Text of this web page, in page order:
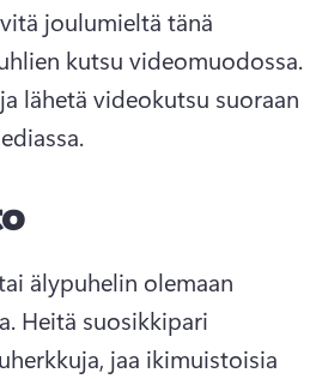
in a new tab)
joulumieltä tänä
ja lähetä videokutsu suoraan
älypuhelin olemaan
Heitä suosikkipari
jaa ikimuistoisia